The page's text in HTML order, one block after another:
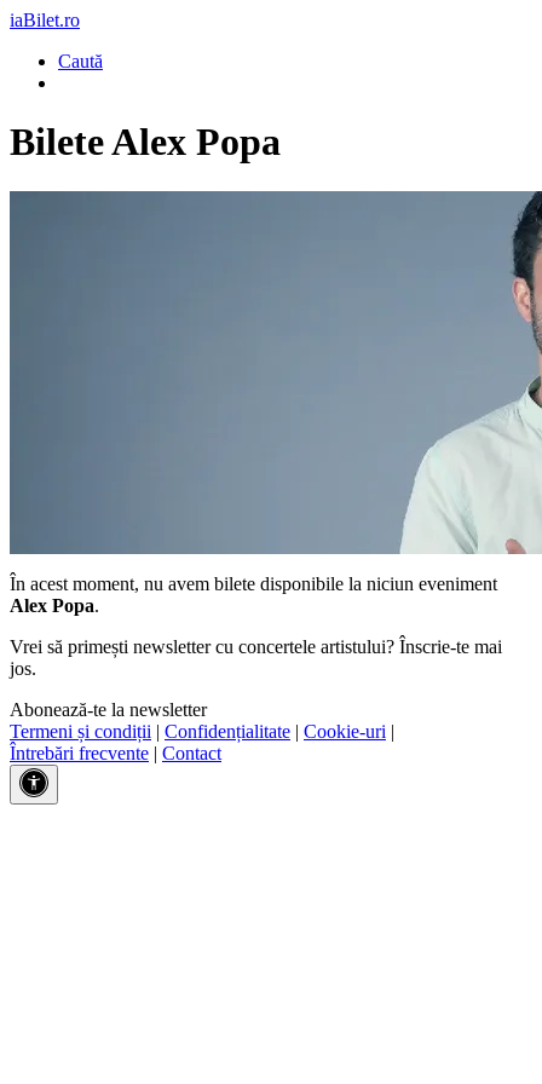
iaBilet.ro
Caută
BileteAlex Popa
În acest moment, nu avem bilete disponibile la niciun eveniment
Alex Popa.
Vrei să primești newsletter cu concertele artistului? Înscrie-te mai
jos.
Abonează-te la newsletter
Termeni și condiții | Confidențialitate | Cookie-uri |
Întrebări frecvente | Contact